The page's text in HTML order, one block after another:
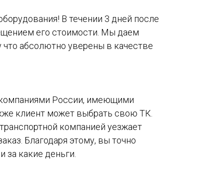
В течении 3 дней после
его стоимости. Мы даем
абсолютно уверены в качестве
России, имеющими
клиент может выбрать свою ТК.
компанией уезжает
Благодаря этому, вы точно
за какие деньги.